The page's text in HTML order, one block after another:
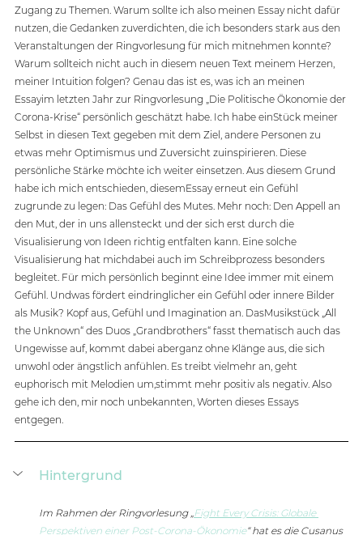
Zugang zu Themen. Warum sollte ich also meinen Essay nicht dafür
nutzen, die Gedanken zuverdichten, die ich besonders stark aus den
Veranstaltungen der Ringvorlesung für mich mitnehmen konnte?
Warum sollteich nicht auch in diesem neuen Text meinem Herzen,
meiner Intuition folgen? Genau das ist es, was ich an meinen
Essayim letzten Jahr zur Ringvorlesung „Die Politische Ökonomie der
Corona-Krise“ persönlich geschätzt habe. Ich habe einStück meiner
Selbst in diesen Text gegeben mit dem Ziel, andere Personen zu
etwas mehr Optimismus und Zuversicht zuinspirieren. Diese
persönliche Stärke möchte ich weiter einsetzen. Aus diesem Grund
habe ich mich entschieden, diesemEssay erneut ein Gefühl
zugrunde zu legen: Das Gefühl des Mutes. Mehr noch: Den Appell an
den Mut, der in uns allensteckt und der sich erst durch die
Visualisierung von Ideen richtig entfalten kann. Eine solche
Visualisierung hat michdabei auch im Schreibprozess besonders
begleitet. Für mich persönlich beginnt eine Idee immer mit einem
Gefühl. Undwas fördert eindringlicher ein Gefühl oder innere Bilder
als Musik? Kopf aus, Gefühl und Imagination an. DasMusikstück „All
the Unknown“ des Duos „Grandbrothers“ fasst thematisch auch das
Ungewisse auf, kommt dabei aberganz ohne Klänge aus, die sich
unwohl oder ängstlich anfühlen. Es treibt vielmehr an, geht
euphorisch mit Melodien um,stimmt mehr positiv als negativ. Also
gehe ich den, mir noch unbekannten, Worten dieses Essays
entgegen.
Hintergrund
Im Rahmen der Ringvorlesung „Fight Every Crisis: Globale
Perspektiven einer Post-Corona-Ökonomie“ hat es die Cusanus